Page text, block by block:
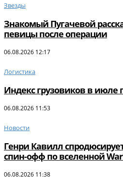
Звезды
Знакомый Пугачевой
певицы после операции
06.08.2026 12:17
Логистика
Индекс грузовиков в июле
06.08.2026 11:53
Новости
Генри Кавилл
спин-офф по вселенной
06.08.2026 11:38